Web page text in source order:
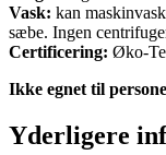
Vask: kan
sæbe. Ingen
Certificering: Øko-
Ikke egnet til
Yderligere